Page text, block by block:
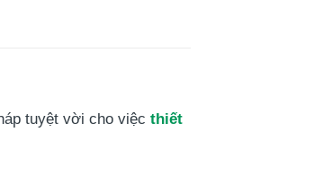
tuyệt vời cho việc thiết